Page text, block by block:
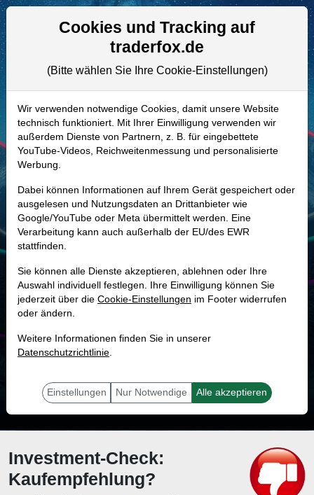
Aktien- und Artikelsuche
861837 | DP4B–A.P. Moller -
Maersk Aktie
Realtime-Aktienkurs:
- - -
-
Marktkapitalisierung 37,34 Mrd. USD
Unternehmenswert
Umsatz 53,99 Mrd. USD
78.6 %
mit dieser Aktie erfolgreich sein.
Investment-Check:
Kaufempfehlung?
Cookies und Tracking auf
traderfox.de
(Bitte wählen Sie Ihre Cookie-Einstellungen)
Wir verwenden notwendige Cookies, damit unsere Website
technisch funktioniert. Mit Ihrer Einwilligung verwenden wir
außerdem Dienste von Partnern, z. B. für eingebettete
YouTube-Videos, Reichweitenmessung und personalisierte
Werbung.
Dabei können Informationen auf Ihrem Gerät gespeichert oder
ausgelesen und Nutzungsdaten an Drittanbieter wie
Google/YouTube oder Meta übermittelt werden. Eine
Verarbeitung kann auch außerhalb der EU/des EWR
stattfinden.
Sie können alle Dienste akzeptieren, ablehnen oder Ihre
Auswahl individuell festlegen. Ihre Einwilligung können Sie
jederzeit über die Cookie-Einstellungen im Footer widerrufen
oder ändern.
Weitere Informationen finden Sie in unserer
Datenschutzrichtlinie.
Einstellungen Nur Notwendige Alle akzeptieren